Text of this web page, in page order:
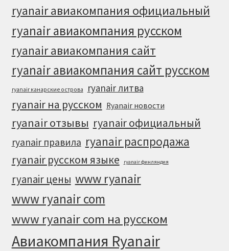
ryanair авиакомпания официальный
ryanair авиакомпания русском
ryanair авиакомпания сайт
ryanair авиакомпания сайт русском
ryanair канарские острова ryanair литва
ryanair на русском Ryanair новости
ryanair отзывы ryanair официальный
ryanair правила ryanair распродажа
ryanair русском языке ryanair финляндия
ryanair цены www ryanair
www ryanair com
www ryanair com на русском
Авиакомпания Ryanair